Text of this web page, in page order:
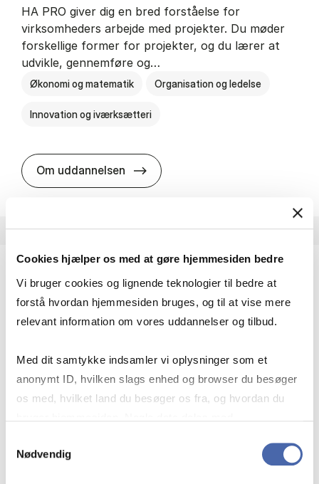
Cookies hjælper os med at gøre hjemmesiden bedre
Vi bruger cookies og lignende teknologier til bedre at
forstå hvordan hjemmesiden bruges, og til at vise mere
relevant information om vores uddannelser og tilbud.
Med dit samtykke indsamler vi oplysninger som et
anonymt ID, hvilken slags enhed og browser du besøger
os med, hvilket land du besøger os fra, og hvordan du
markedsføring. Du bestemmer selv - og kan altid trække
Nødvendig
HA PRO giver dig en bred forståelse for
virksomheders arbejde med projekter. Du møder
forskellige former for projekter, og du lærer at
udvikle, gennemføre og…
Økonomi og matematik Organisation og ledelse
Innovation og iværksætteri
Om uddannelsen HA i pro­jekt­le­del­se
HA(fil.) - erhvervs­økonomi og fi­lo­so­fi
virksomheder møder i vores komplekse verden.
effektivitet og…
Økonomi og matematik Kultur og samfund